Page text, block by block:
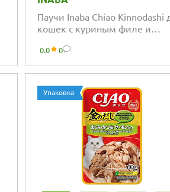
Паучи Inaba Chiao Kinnodashi
кошек с куриным филе и
0.0 0
Упаковка